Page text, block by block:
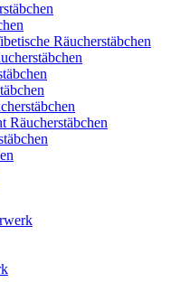
Räucherstäbchen
Räucherstäbchen